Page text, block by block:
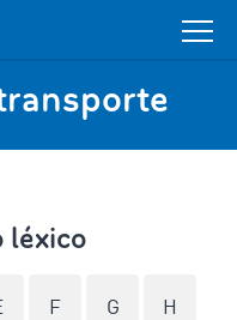
léxico
F G H